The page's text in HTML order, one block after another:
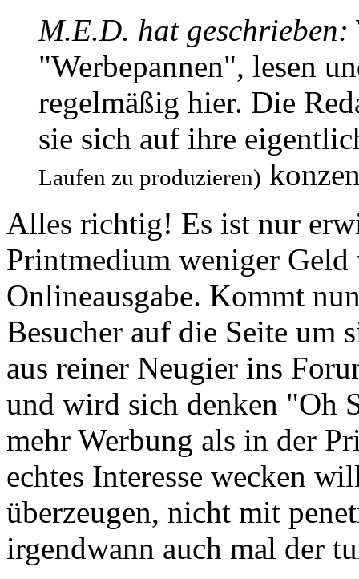
M.E.D. hat geschrieben:
"Werbepannen", lesen
regelmäßig hier. Die
sie sich auf ihre
Laufen zu produzieren)
Alles richtig! Es ist nur
Printmedium weniger Geld
Onlineausgabe. Kommt
Besucher auf die Seite um
aus reiner Neugier ins
und wird sich denken "Oh
mehr Werbung als in der
echtes Interesse wecken
überzeugen, nicht mit
irgendwann auch mal der